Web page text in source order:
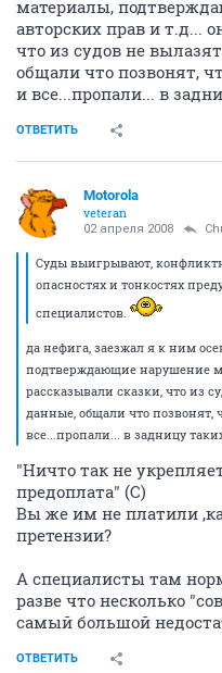
материалы,
авторских прав и т.д...
что из судов не
общали что позвонят,
и все...пропали... в
ОТВЕТИТЬ
Motorola
veteran
02 апреля 2008
Суды выигрывают,
опасностях и тонкостях
специалистов.
да нефига, заезжал я к ним
подтверждающие нарушение
рассказывали сказки, что из
данные, общали что позвонят,
все...пропали... в задницу таких
"Ничто так не
предоплата" (С)
Вы же им не платили
претензии?
А специалисты там
разве что несколько
самый большой
ОТВЕТИТЬ